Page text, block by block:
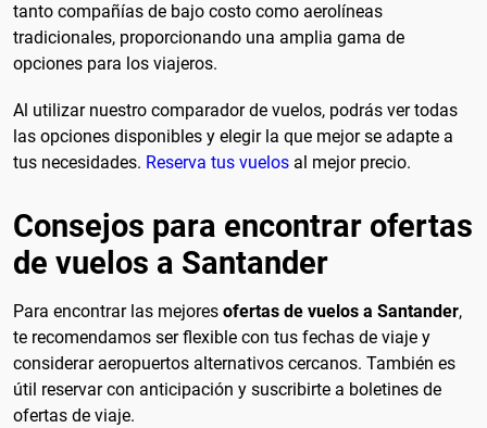
tanto compañías de bajo costo como aerolíneas
tradicionales, proporcionando una amplia gama de
opciones para los viajeros.
Al utilizar nuestro comparador de vuelos, podrás ver todas
las opciones disponibles y elegir la que mejor se adapte a
tus necesidades. Reserva tus vuelos al mejor precio.
Consejos para encontrar ofertas
de vuelos a Santander
Para encontrar las mejores ofertas de vuelos a Santander,
te recomendamos ser flexible con tus fechas de viaje y
considerar aeropuertos alternativos cercanos. También es
útil reservar con anticipación y suscribirte a boletines de
ofertas de viaje.